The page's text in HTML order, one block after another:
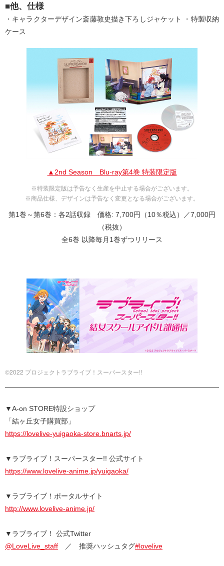
■他、仕様
・キャラクターデザイン斎藤敦史描き下ろしジャケット ・特製収納
ケース
▲2nd Season Blu-ray第4巻 特装限定版
※特装限定版は予告なく生産を中止する場合がございます。
※商品仕様、デザインは予告なく変更となる場合がございます。
第1巻～第6巻：各2話収録 価格: 7,700円（10％税込）／7,000円
（税抜）
全6巻 以降毎月1巻ずつリリース
©2022 プロジェクトラブライブ！スーパースター!!
▼A-on STORE特設ショップ
「結ヶ丘女子購買部」
https://lovelive-yuigaoka-store.bnarts.jp/
▼ラブライブ！スーパースター!! 公式サイト
https://www.lovelive-anime.jp/yuigaoka/
▼ラブライブ！ポータルサイト
http://www.lovelive-anime.jp/
▼ラブライブ！ 公式Twitter
@LoveLive_staff ／ 推奨ハッシュタグ#lovelive